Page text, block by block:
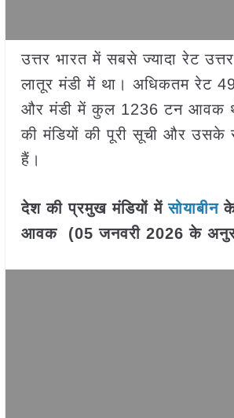
उत्तर भारत में सबसे ज्यादा रेट
लातूर मंडी में था। अधिकतम रेट
और मंडी में कुल 1236 टन आवक
की मंडियों की पूरी सूची और उसके
हैं।
देश की प्रमुख मंडियों मेंसोयाबीनके
आवक (05 जनवरी 2026 के